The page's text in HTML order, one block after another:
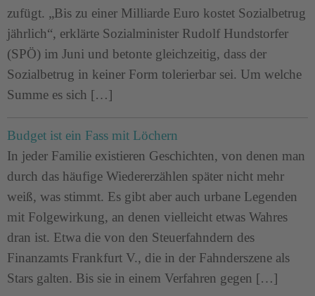
zufügt. „Bis zu einer Milliarde Euro kostet Sozialbetrug
jährlich“, erklärte Sozialminister Rudolf Hundstorfer
(SPÖ) im Juni und betonte gleichzeitig, dass der
Sozialbetrug in keiner Form tolerierbar sei. Um welche
Summe es sich […]
Budget ist ein Fass mit Löchern
In jeder Familie existieren Geschichten, von denen man
durch das häufige Wiedererzählen später nicht mehr
weiß, was stimmt. Es gibt aber auch urbane Legenden
mit Folgewirkung, an denen vielleicht etwas Wahres
dran ist. Etwa die von den Steuerfahndern des
Finanzamts Frankfurt V., die in der Fahnderszene als
Stars galten. Bis sie in einem Verfahren gegen […]